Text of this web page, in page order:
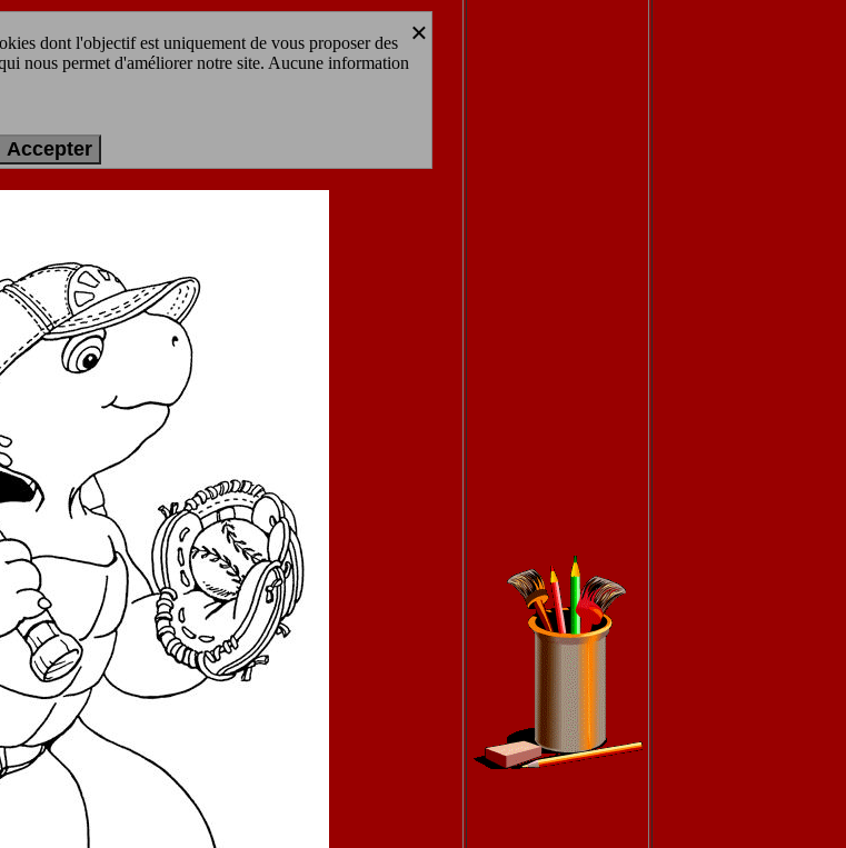
×
dont l'objectif est uniquement de vous proposer des
nous permet d'améliorer notre site. Aucune information
Accepter
: